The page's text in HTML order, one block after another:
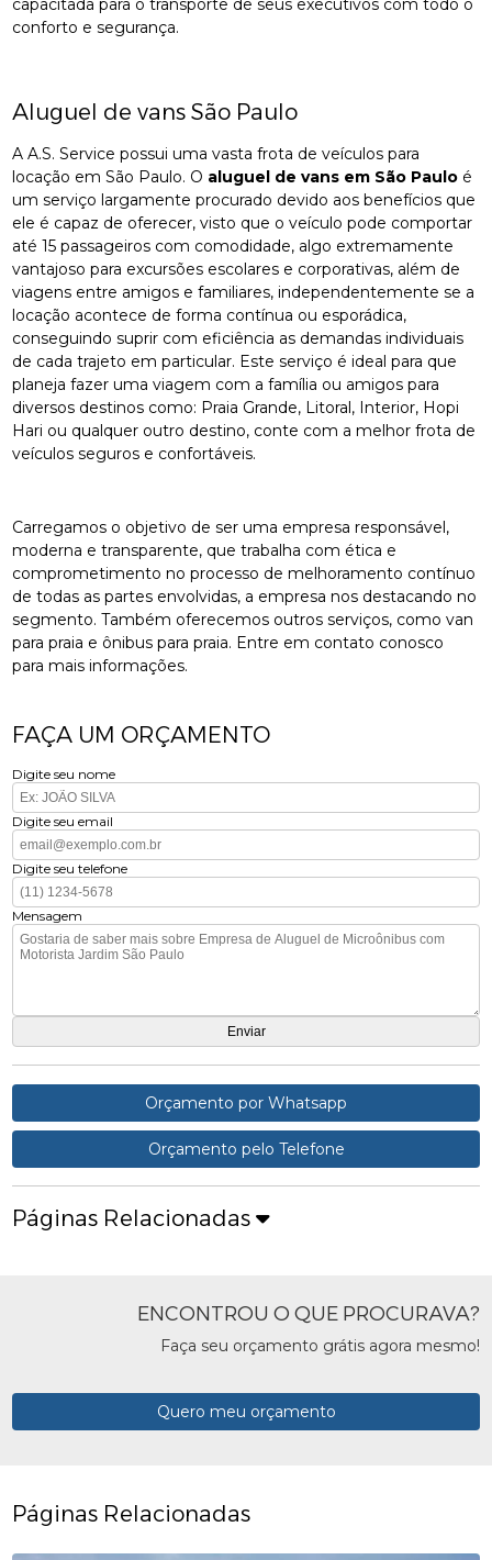
capacitada para o transporte de seus executivos com todo o
conforto e segurança.
Aluguel de vans São Paulo
A A.S. Service possui uma vasta frota de veículos para
locação em São Paulo. O aluguel de vans em São Paulo é
um serviço largamente procurado devido aos benefícios que
ele é capaz de oferecer, visto que o veículo pode comportar
até 15 passageiros com comodidade, algo extremamente
vantajoso para excursões escolares e corporativas, além de
viagens entre amigos e familiares, independentemente se a
locação acontece de forma contínua ou esporádica,
conseguindo suprir com eficiência as demandas individuais
de cada trajeto em particular. Este serviço é ideal para que
planeja fazer uma viagem com a família ou amigos para
diversos destinos como: Praia Grande, Litoral, Interior, Hopi
Hari ou qualquer outro destino, conte com a melhor frota de
veículos seguros e confortáveis.
Carregamos o objetivo de ser uma empresa responsável,
moderna e transparente, que trabalha com ética e
comprometimento no processo de melhoramento contínuo
de todas as partes envolvidas, a empresa nos destacando no
segmento. Também oferecemos outros serviços, como van
para praia e ônibus para praia. Entre em contato conosco
para mais informações.
FAÇA UM ORÇAMENTO
Digite seu nome
Digite seu email
Digite seu telefone
Mensagem
Orçamento por Whatsapp
Orçamento pelo Telefone
Páginas Relacionadas
ENCONTROU O QUE PROCURAVA?
Faça seu orçamento grátis agora mesmo!
Quero meu orçamento
Páginas Relacionadas